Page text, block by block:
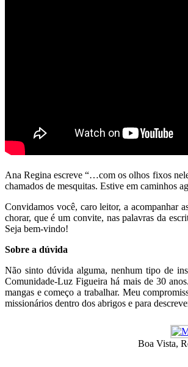
Ana Regina escreve “…com os olhos fixos
chamados de mesquitas. Estive em caminhos
Convidamos você, caro leitor, a acompanhar
chorar, que é um convite, nas palavras da
Seja bem-vindo!
Sobre a dúvida
Não sinto dúvida alguma, nenhum tipo de
Comunidade-Luz Figueira há mais de 30
mangas e começo a trabalhar. Meu
missionários dentro dos abrigos e para
Boa Vista,